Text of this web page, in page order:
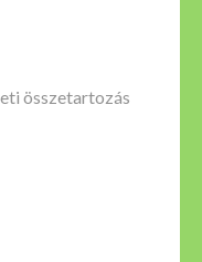
összetartozás